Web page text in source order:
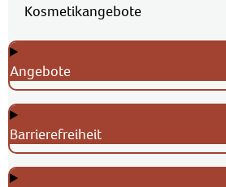
Kosmetikangebote
Angebote
Barrierefreiheit